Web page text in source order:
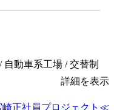
動車系工場 / 交替制
詳細を表示